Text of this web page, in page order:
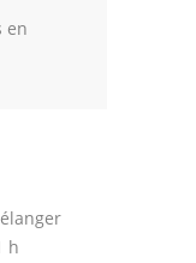
en
h